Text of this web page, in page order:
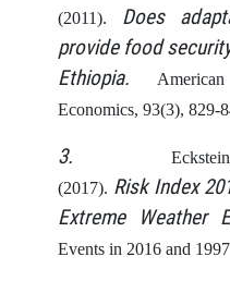
(2011). Does
provide food
Ethiopia.
Economics, 93(3), 829-
3.
(2017). Risk Index
Extreme Weather
Events in 2016 and